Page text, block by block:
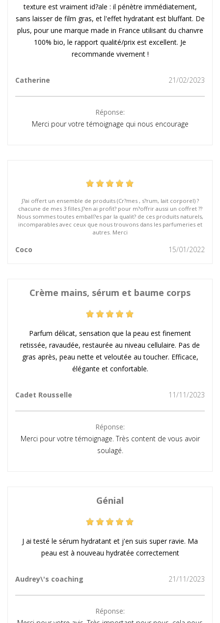
texture est vraiment id?ale : il pénètre immédiatement,
sans laisser de film gras, et l'effet hydratant est bluffant. De
plus, pour une marque made in France utilisant du chanvre
100% bio, le rapport qualité/prix est excellent. Je
recommande vivement !
Catherine 21/02/2023
Réponse:
Merci pour votre témoignage qui nous encourage
J?ai offert un ensemble de produits (Cr?mes , s?rum, lait corporel) ?
chacune de mes 3 filles.J?en ai profit? pour m?offrir aussi un coffret ??
Nous sommes toutes emball?es par la qualit? de ces produits naturels,
incomparables avec ceux que nous trouvons dans les parfumeries et
autres. Merci
Coco 15/01/2022
Crème mains, sérum et baume corps
Parfum délicat, sensation que la peau est finement
retissée, ravaudée, restaurée au niveau cellulaire. Pas de
gras après, peau nette et veloutée au toucher. Efficace,
élégante et confortable.
Cadet Rousselle 11/11/2023
Réponse:
Merci pour votre témoignage. Très content de vous avoir
soulagé.
Génial
J ai testé le sérum hydratant et j'en suis super ravie. Ma
peau est à nouveau hydratée correctement
Audrey\'s coaching 21/11/2023
Réponse: